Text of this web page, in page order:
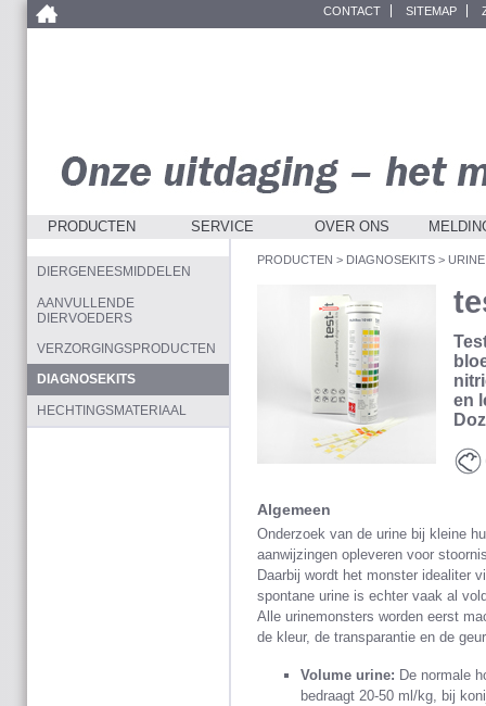
CONTACT SITEMAP
PRODUCTEN SERVICE OVER ONS
PRODUCTEN > DIAGNOSEKITS>
en
Algemeen
Onderzoek van de urine bij kleine
aanwijzingen opleveren voor
Daarbij wordt het monster idealiter
spontane urine is echter vaak al
Alle urinemonsters worden eerst
de kleur, de transparantie en de
Volume urine: De normale
bedraagt 20-50 ml/kg, bij
DIERGENEESMIDDELEN
AANVULLENDE
DIERVOEDERS
VERZORGINGSPRODUCTEN
DIAGNOSEKITS
HECHTINGSMATERIAAL